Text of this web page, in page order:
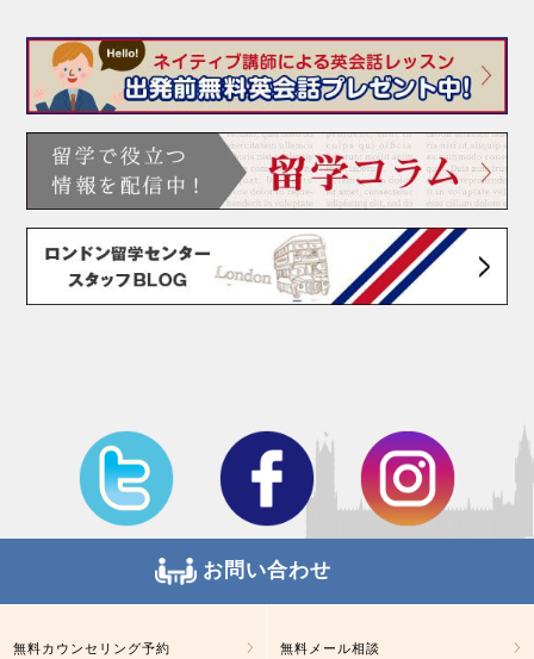
お問い合わせ
無料カウンセリング予約 無料メール相談